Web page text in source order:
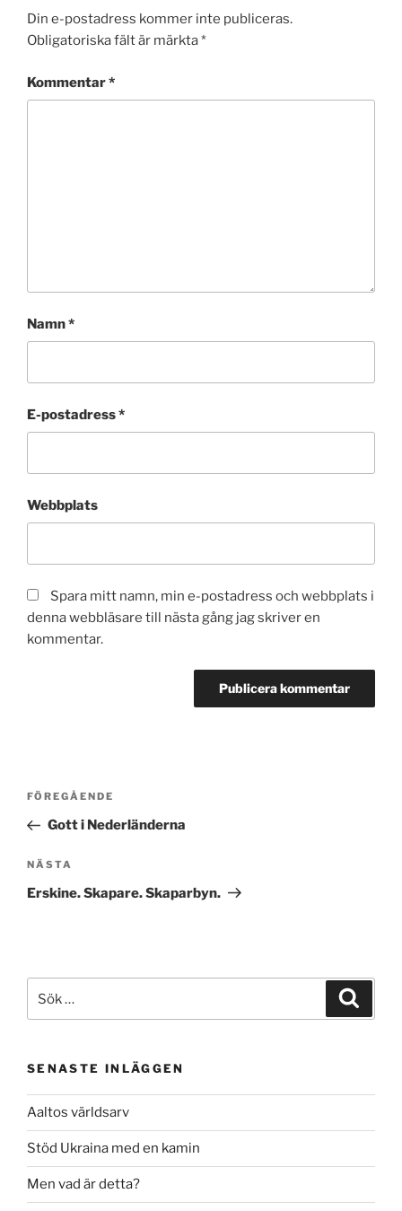
Din e-postadress kommer inte publiceras.
Obligatoriska fält är märkta*
Kommentar*
Namn*
E-postadress*
Webbplats
Spara mitt namn, min e-postadress och webbplats i
denna webbläsare till nästa gång jag skriver en
kommentar.
Inläggsnavigering
Föregående
inlägg
FÖREGÅENDE
Gott i Nederländerna
Nästa
inlägg
NÄSTA
Erskine. Skapare. Skaparbyn.
efter:
SENASTE INLÄGGEN
Aaltos världsarv
Stöd Ukraina med en kamin
Men vad är detta?